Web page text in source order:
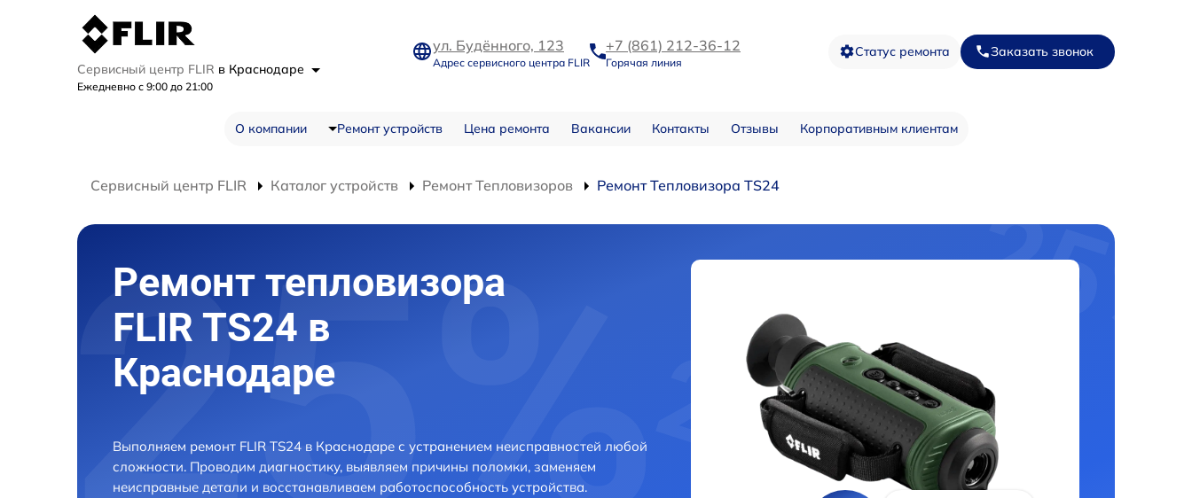
Сервисный центр FLIR в Краснодаре
Ежедневно с 9:00 до 21:00
ул. Будённого, 123
Адрес сервисного центра FLIR
+7 (861) 212-36-12
Горячая линия
Статус ремонта Заказать звонок
О компании Ремонт устройств Цена ремонта Вакансии Контакты Отзывы Корпоративным клиентам
Сервисный центр FLIR Каталог устройств Ремонт Тепловизоров Ремонт Тепловизора TS24
Ремонт тепловизора
FLIR TS24 в
Краснодаре
Выполняем ремонт FLIR TS24 в Краснодаре с устранением неисправностей любой
сложности. Проводим диагностику, выявляем причины поломки, заменяем
неисправные детали и восстанавливаем работоспособность устройства.